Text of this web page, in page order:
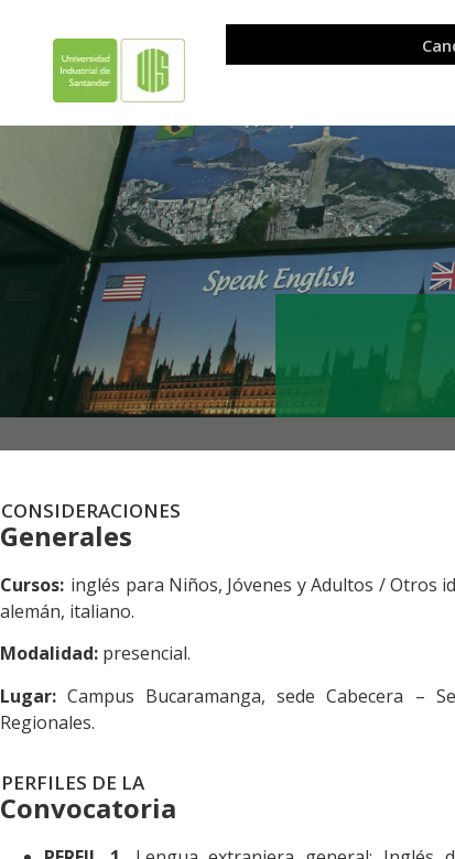
CONSIDERACIONES
Generales
Cursos: inglés para Niños, Jóvenes y Adultos / Otros
alemán, italiano.
Modalidad: presencial.
Lugar: Campus Bucaramanga, sede Cabecera –
Regionales.
PERFILES DE LA
Convocatoria